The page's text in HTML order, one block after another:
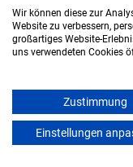
Duales
virtuellen
Kinderheim
Kalzhofen
In Kooperation
Wir können diese zur
Website zu verbessern,
großartiges Website-
uns verwendeten Cookies
Zustimmung
Einstellungen